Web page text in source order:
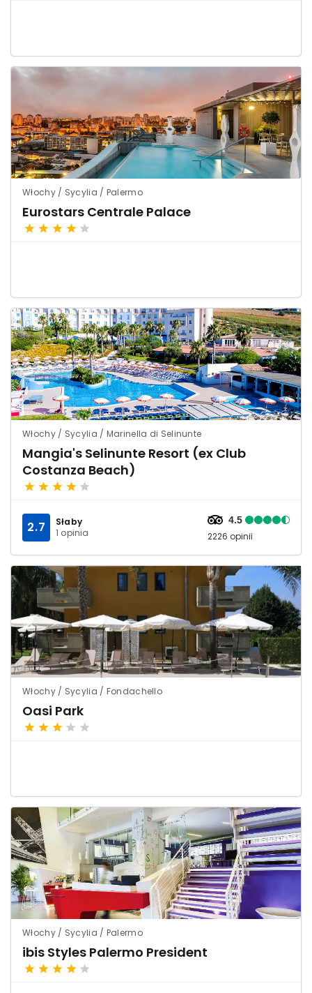
Włochy / Sycylia / Palermo
Eurostars Centrale Palace
Włochy / Sycylia / Marinella di Selinunte
Mangia's Selinunte Resort (ex Club
Costanza Beach)
Słaby
1 opinia
2.7 4.5
2226 opinii
Włochy / Sycylia / Fondachello
Oasi Park
Włochy / Sycylia / Palermo
ibis Styles Palermo President